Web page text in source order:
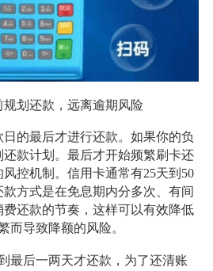
规划还款，远离逾期风险
的最后才进行还款。如果你的负
款计划。最后才开始频繁刷卡还
控机制。信用卡通常有25天到50
方式是在免息期内分多次、有间
还款的节奏，这样可以有效降低
而导致降额的风险。
最后一两天才还款，为了还清账